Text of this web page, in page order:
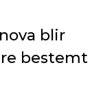
blir
bestemt